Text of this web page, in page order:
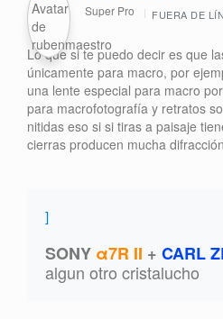
Super Pro FUERA DE
Lo que si te puedo decir es que
únicamente para macro, por
una lente especial para macro
para macrofotografía y retratos
nitidas eso si si tiras a paisaje
cierras producen mucha
]
SONY α7R II + CARL
algun otro cristalucho